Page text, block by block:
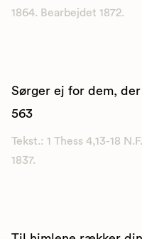
1864. Bearbejdet 1872.
Sørger ej for dem, der
563
Tekst.: 1 Thess 4,13-18
1837.